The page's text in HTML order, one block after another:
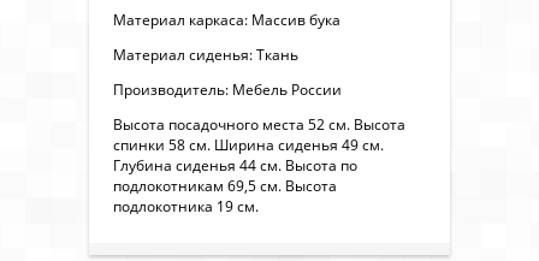
Материал каркаса: Массив бука
Материал сиденья: Ткань
Производитель: Мебель России
Высота посадочного места 52 см. Высота
спинки 58 см. Ширина сиденья 49 см.
Глубина сиденья 44 см. Высота по
подлокотникам 69,5 см. Высота
подлокотника 19 см.